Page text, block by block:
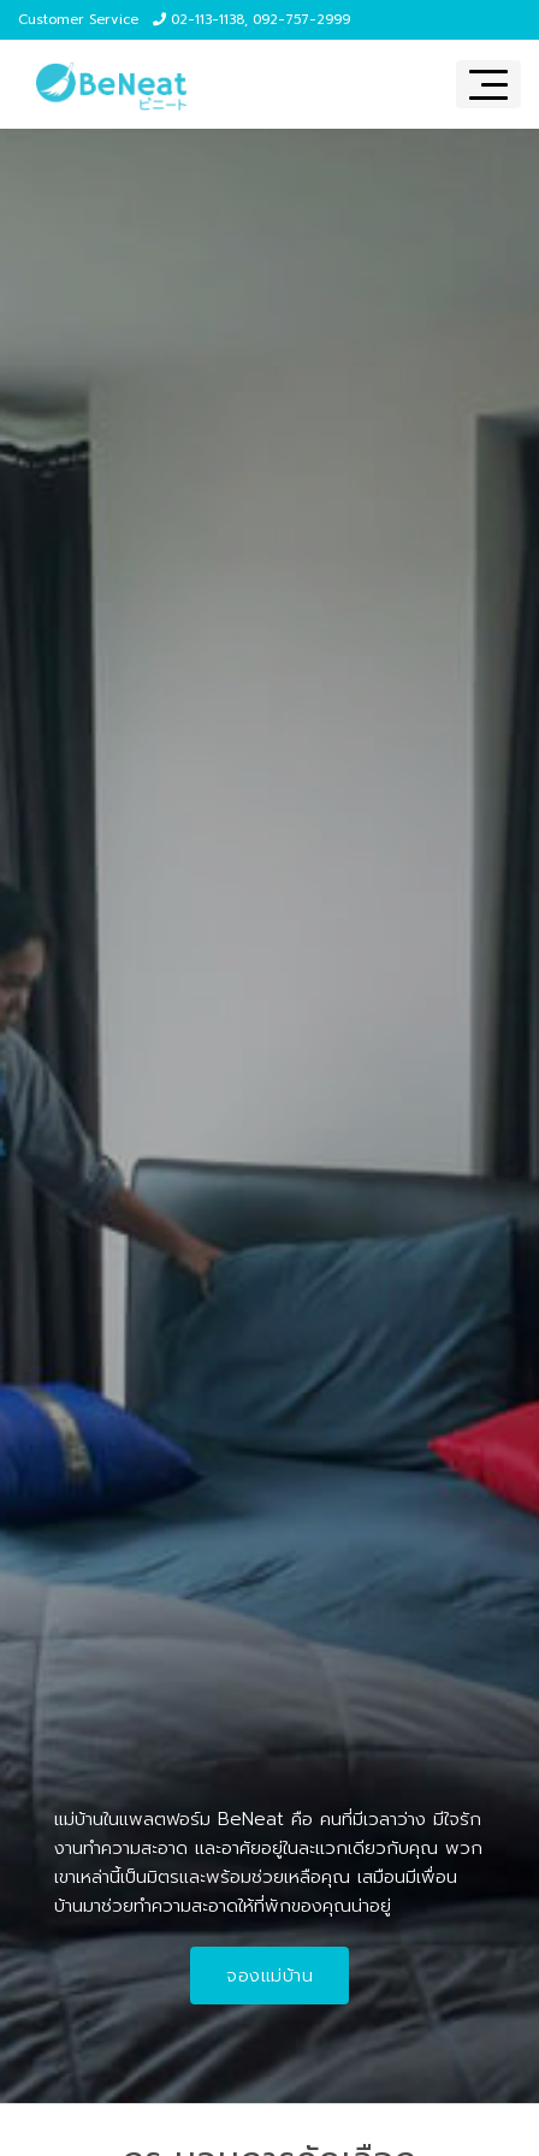
Customer Service 02-113-1138, 092-757-2999
แม่บ้านในแพลตฟอร์ม BeNeat คือ คนที่มีเวลาว่าง มีใจรัก
งานทำความสะอาด และอาศัยอยู่ในละแวกเดียวกับคุณ พวก
เขาเหล่านี้เป็นมิตรและพร้อมช่วยเหลือคุณ เสมือนมีเพื่อน
บ้านมาช่วยทำความสะอาดให้ที่พักของคุณน่าอยู่
จองแม่บ้าน